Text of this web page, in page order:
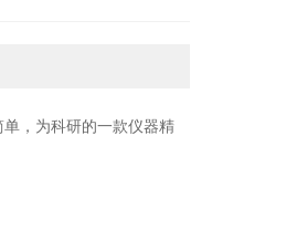
，为科研的一款仪器精